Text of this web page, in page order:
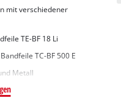
mit verschiedener
TE-BF 18 Li
TC-BF 500 E
Metall